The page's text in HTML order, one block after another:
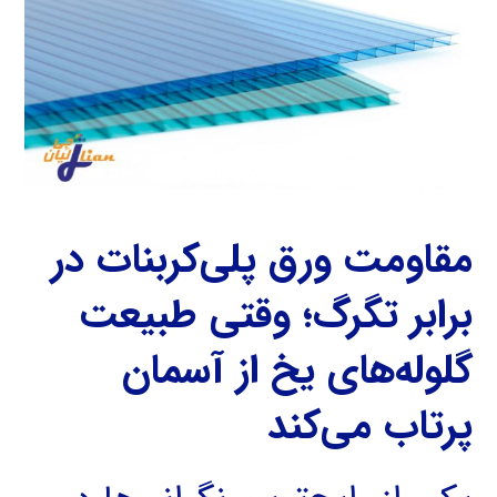
مقاومت ورق پلی‌کربنات در
برابر تگرگ؛ وقتی طبیعت
گلوله‌های یخ از آسمان
پرتاب می‌کند